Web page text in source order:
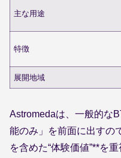
主な用途
特徴
展開地域
Astromedaは、一般的な
能のみ」を前面に出すの
を含めた“体験価値”**を